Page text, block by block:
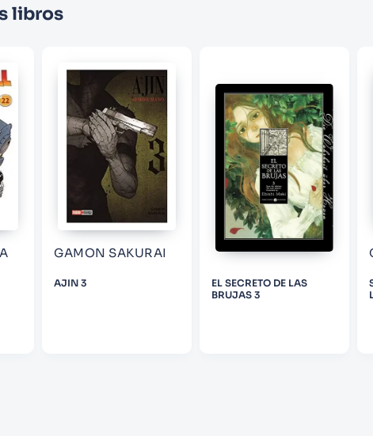
Escribir comentario
ENVIAR COMENTARIO
libros
GAMON SAKURAI
AJIN 3
EL SECRETO DE LAS
BRUJAS 3